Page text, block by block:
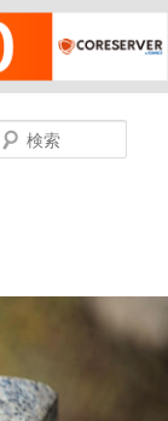
索